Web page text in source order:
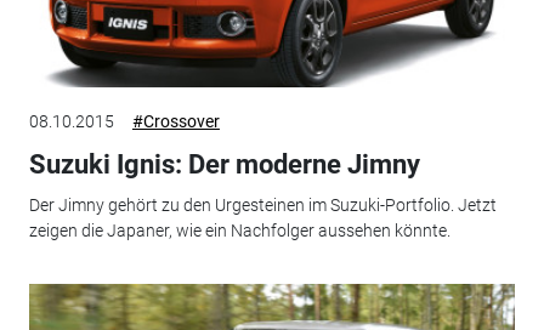
08.10.2015 #Crossover
Suzuki Ignis: Der moderne Jimny
Der Jimny gehört zu den Urgesteinen im Suzuki-Portfolio. Jetzt
zeigen die Japaner, wie ein Nachfolger aussehen könnte.